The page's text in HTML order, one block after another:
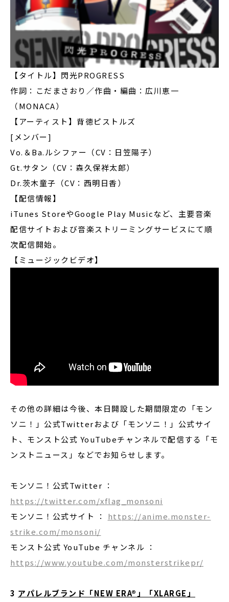
【タイトル】閃光PROGRESS
作詞：こだまさおり／作曲・編曲：広川恵一
（MONACA）
【アーティスト】背徳ピストルズ
[メンバー]
Vo.＆Ba.ルシファー（CV：日笠陽子）
Gt.サタン（CV：森久保祥太郎）
Dr.茨木童子（CV：西明日香）
【配信情報】
iTunes StoreやGoogle Play Musicなど、主要音楽
配信サイトおよび音楽ストリーミングサービスにて順
次配信開始。
【ミュージックビデオ】
その他の詳細は今後、本日開設した期間限定の「モン
ソニ！」公式Twitterおよび「モンソニ！」公式サイ
ト、モンスト公式 YouTubeチャンネルで配信する「モ
ンストニュース」などでお知らせします。
モンソニ！公式Twitter ：
https://twitter.com/xflag_monsoni
モンソニ！公式サイト ： https://anime.monster-
strike.com/monsoni/
モンスト公式 YouTube チャンネル ：
https://www.youtube.com/monsterstrikepr/
3 アパレルブランド「NEW ERA®」「XLARGE」